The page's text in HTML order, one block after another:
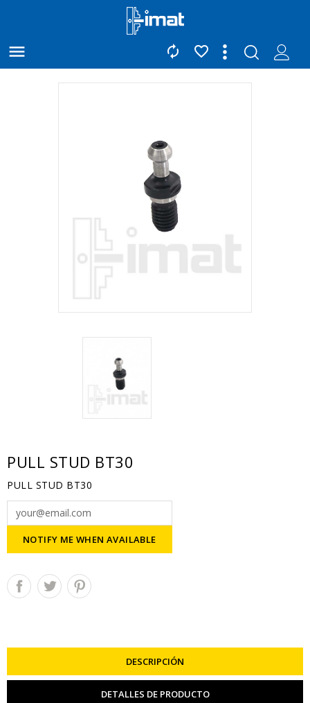
 

PULL STUD BT30
PULL STUD BT30
NOTIFY ME WHEN AVAILABLE
DESCRIPCIÓN
DETALLES DE PRODUCTO